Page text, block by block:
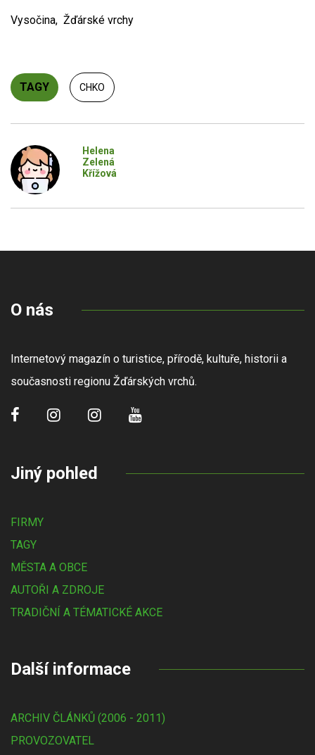
Vysočina, Žďárské vrchy
TAGY CHKO
Helena
Zelená
Křížová
O nás
Internetový magazín o turistice, přírodě, kultuře, historii a
současnosti regionu Žďárských vrchů.
Jiný pohled
FIRMY
TAGY
MĚSTA A OBCE
AUTOŘI A ZDROJE
TRADIČNÍ A TÉMATICKÉ AKCE
Další informace
ARCHIV ČLÁNKŮ (2006 - 2011)
PROVOZOVATEL